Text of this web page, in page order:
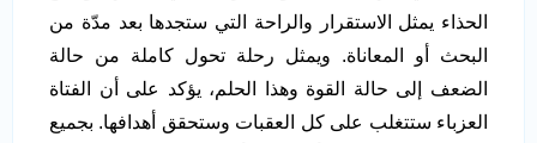
الحذاء يمثل الاستقرار والراحة التي ستجدها بعد مدّة من
البحث أو المعاناة. ويمثل رحلة تحول كاملة من حالة
الضعف إلى حالة القوة وهذا الحلم، يؤكد على أن الفتاة
العزباء ستتغلب على كل العقبات وستحقق أهدافها. بجميع